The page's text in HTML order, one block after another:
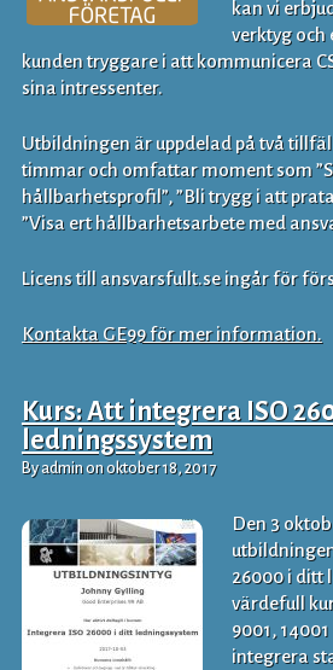
kan vi
verktyg och
kunden tryggare i att kommunicera
sina intressenter.
Utbildningen är uppdelad på två
timmar och omfattar moment som
hållbarhetsprofil”, ”Bli trygg i att
”Visa ert hållbarhetsarbete med
Licens till ansvarsfullt.se ingår för
Kontakta GE99 för mer information.
Kurs: Att integrera ISO
ledningssystem
By admin on oktober 18, 2017
Den 3
26000 i ditt
värdefull
9001,
integrera